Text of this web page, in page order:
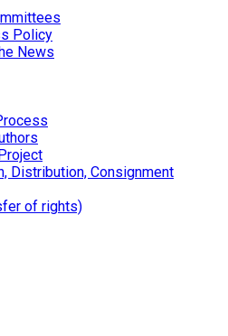
Policy
News
Distribution, Consignment
of rights)